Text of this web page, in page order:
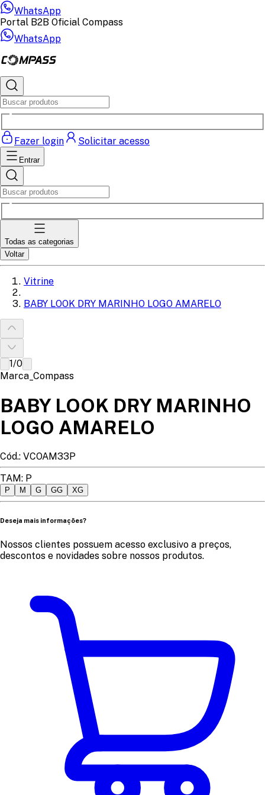
WhatsApp
Portal B2B Oficial Compass
WhatsApp
Fazer login Solicitar acesso
Entrar
Todas as categorias
Voltar
Vitrine
BABY LOOK DRY MARINHO LOGO AMARELO
1/0
Marca_Compass
BABY LOOK DRY MARINHO
LOGO AMARELO
Cód.: VCOAM33P
TAM: P
P M G GG XG
Deseja mais informações?
Nossos clientes possuem acesso exclusivo a preços,
descontos e novidades sobre nossos produtos.